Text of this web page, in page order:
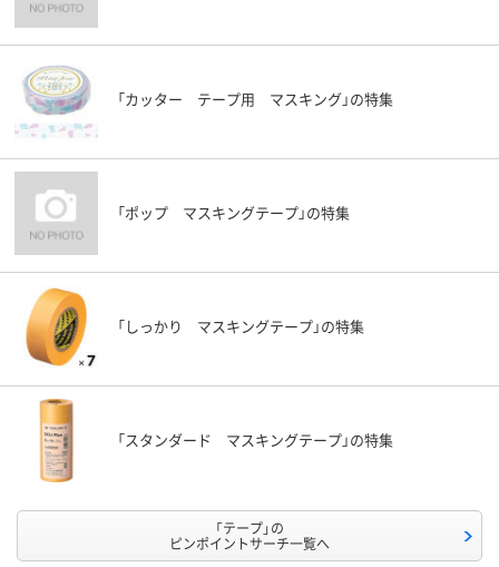
「カッター テープ用 マスキング」の特集
「ポップ マスキングテープ」の特集
「しっかり マスキングテープ」の特集
「スタンダード マスキングテープ」の特集
「テープ」の
ピンポイントサーチ一覧へ